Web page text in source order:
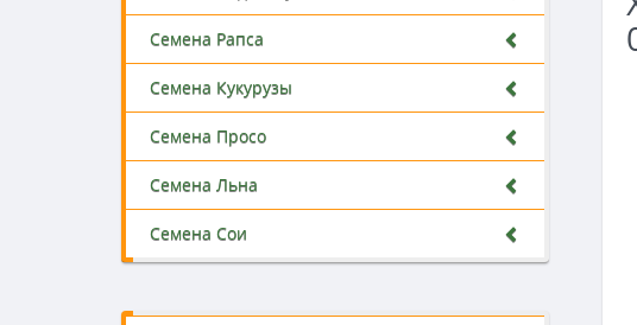
Семена Рапса
Семена Кукурузы
Семена Просо
Семена Льна
Семена Сои